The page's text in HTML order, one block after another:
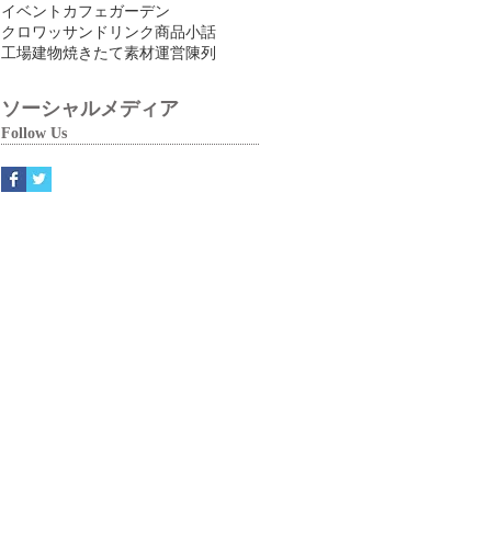
イベント カフェ ガーデン
クロワッサン ドリンク商品小話
工場建物焼きたて素材運営陳列
ソーシャルメディア
Follow Us